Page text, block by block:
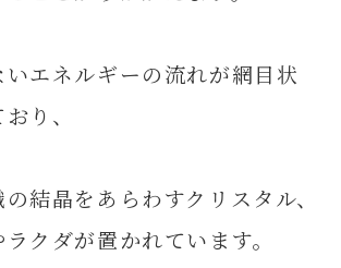
エネルギーの流れが網目状
り、
結晶をあらわすクリスタル、
クダが置かれています。